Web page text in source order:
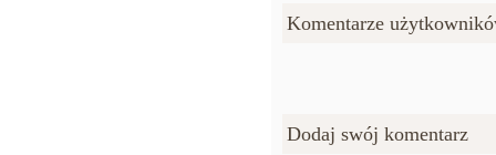
Komentarze
Dodaj swój komentarz